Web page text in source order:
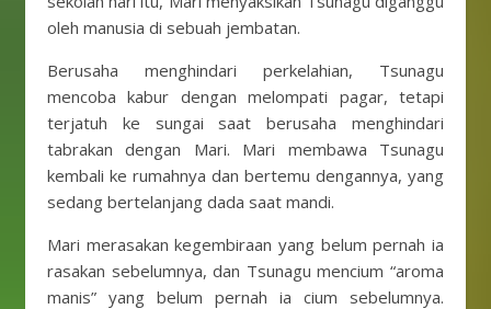
oleh manusia di sebuah jembatan.
Berusaha menghindari perkelahian, Tsunagu
mencoba kabur dengan melompati pagar, tetapi
terjatuh ke sungai saat berusaha menghindari
tabrakan dengan Mari. Mari membawa Tsunagu
kembali ke rumahnya dan bertemu dengannya, yang
sedang bertelanjang dada saat mandi.
Mari merasakan kegembiraan yang belum pernah ia
rasakan sebelumnya, dan Tsunagu mencium “aroma
manis” yang belum pernah ia cium sebelumnya.